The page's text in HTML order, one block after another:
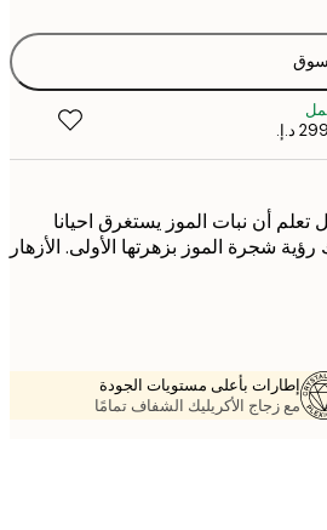
أن نبات الموز يستغرق احيانا
شجرة الموز بزهرتها الأولى. الأزهار
إطارات بأعلى مستويات الجودة
مع زجاج الأكريليك الشفاف تمامًا